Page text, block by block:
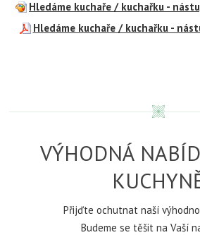
Hledáme kuchaře / kuchařku -
Hledáme kuchaře / kuchařku -
VÝHODNÁ
Přijďte ochutnat naší
Budeme se těšit na Vaší